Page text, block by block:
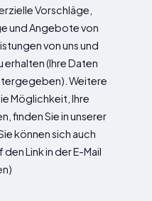
Vorschläge,
und Angebote von
von uns und
(Ihre Daten
Weitere
Möglichkeit, Ihre
finden Sie in unserer
können sich auch
Link in der E-Mail